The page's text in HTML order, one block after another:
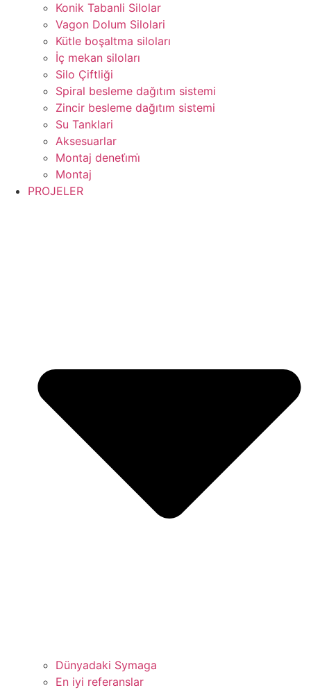
Konik Tabanli Silolar
Vagon Dolum Silolari
Kütle boşaltma siloları
İç mekan siloları
Silo Çiftliği
Spiral besleme dağıtım sistemi
Zincir besleme dağıtım sistemi
Su Tanklari
Aksesuarlar
Montaj deneti̇mi̇
Montaj
PROJELER
Dünyadaki Symaga
En iyi referanslar